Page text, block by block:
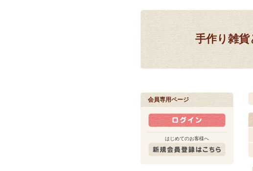
手作り雑
会員専用ページ
はじめてのお客様へ